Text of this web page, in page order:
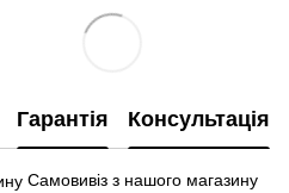
Гарантія Консультація
Самовивіз з нашого магазину